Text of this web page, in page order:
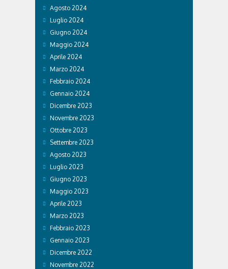
Agosto 2024
Luglio 2024
Giugno 2024
Maggio 2024
Aprile 2024
Marzo 2024
Febbraio 2024
Gennaio 2024
Dicembre 2023
Novembre 2023
Ottobre 2023
Settembre 2023
Agosto 2023
Luglio 2023
Giugno 2023
Maggio 2023
Aprile 2023
Marzo 2023
Febbraio 2023
Gennaio 2023
Dicembre 2022
Novembre 2022